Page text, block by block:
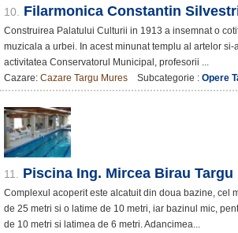
10. Filarmonica Constantin
Construirea Palatului Culturii in 1913 a insemnat o
muzicala a urbei. In acest minunat templu al artelor si-
activitatea Conservatorul Municipal, profesorii ...
Cazare: Cazare Targu Mures Subcategorie : Opere
11. Piscina Ing. Mircea Birau Targu
Complexul acoperit este alcatuit din doua bazine, cel
de 25 metri si o latime de 10 metri, iar bazinul mic,
de 10 metri si latimea de 6 metri. Adancimea...